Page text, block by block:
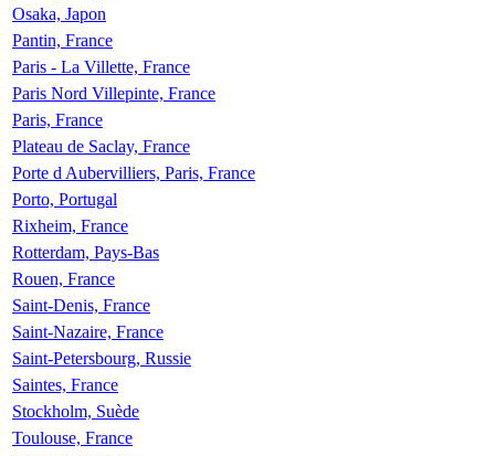
Osaka, Japon
Pantin, France
Paris - La Villette, France
Paris Nord Villepinte, France
Paris, France
Plateau de Saclay, France
Porte d Aubervilliers, Paris, France
Porto, Portugal
Rixheim, France
Rotterdam, Pays-Bas
Rouen, France
Saint-Denis, France
Saint-Nazaire, France
Saint-Petersbourg, Russie
Saintes, France
Stockholm, Suède
Toulouse, France